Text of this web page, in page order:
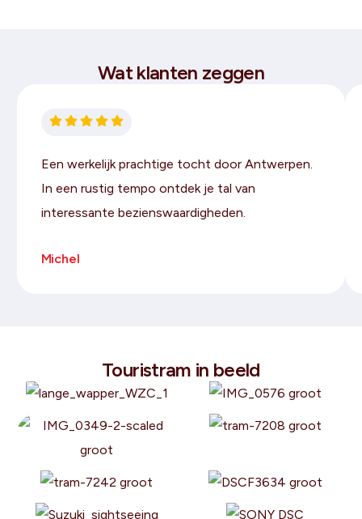
Wat klanten zeggen
Een werkelijk prachtige tocht door Antwerpen.
In een rustig tempo ontdek je tal van
interessante bezienswaardigheden.
Michel
Touristram in beeld